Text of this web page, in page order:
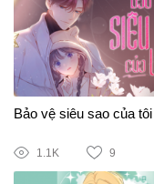
Bảo vệ siêu sao của tôi
1.1K 9